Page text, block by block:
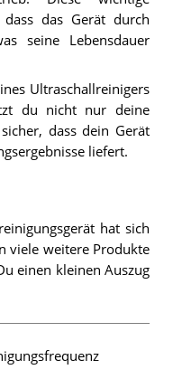
dass das Gerät durch
seine Lebensdauer
Ultraschallreinigers
du nicht nur deine
dass dein Gerät
liefert.
hat sich
viele weitere Produkte
einen kleinen Auszug